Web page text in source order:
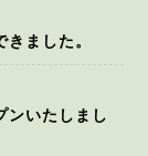
ました。
ンいたしまし